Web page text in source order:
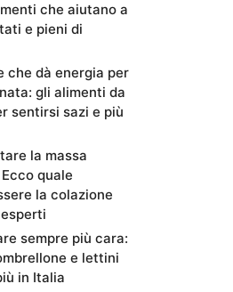
che aiutano a
e pieni di
che dà energia per
gli alimenti da
sentirsi sazi e più
la massa
quale
la colazione
sempre più cara:
e lettini
in Italia